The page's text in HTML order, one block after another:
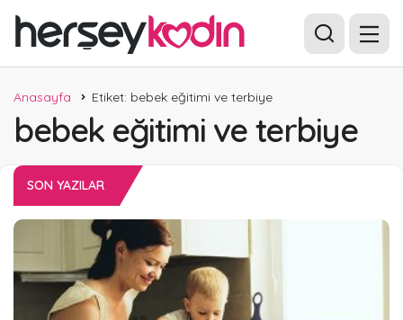
Anasayfa Etiket: bebek eğitimi ve terbiye
bebek eğitimi ve terbiye
SON YAZILAR